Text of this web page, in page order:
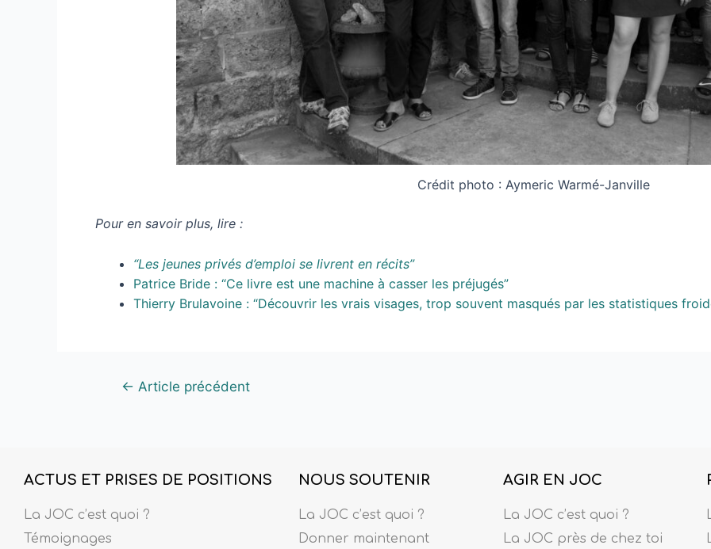
Crédit photo : Aymeric Warmé-Janville
Pour en savoir plus, lire :
“Les jeunes privés d’emploi se livrent en récits”
Patrice Bride : “Ce livre est une machine à casser les préjugés”
Thierry Brulavoine : “Découvrir les vrais visages, trop souvent masqués par les statistiques
← Article précédent
ACTUS ET PRISES DE POSITIONS
La JOC c’est quoi ?
Témoignages
NOUS SOUTENIR
La JOC c’est quoi ?
Donner maintenant
AGIR EN JOC
La JOC c’est quoi ?
La JOC près de chez toi